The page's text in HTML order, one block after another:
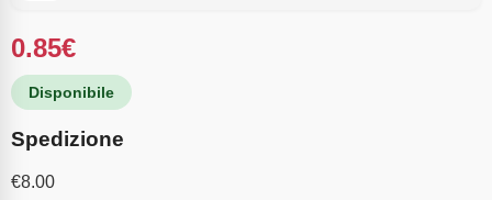
0.85€
Disponibile
Spedizione
€8.00